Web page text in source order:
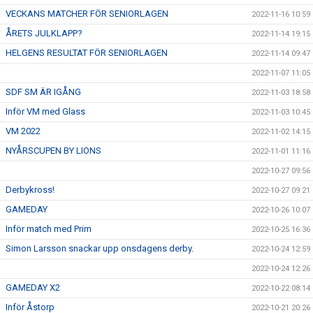
VECKANS MATCHER FÖR SENIORLAGEN 2022-11-16 10:59
ÅRETS JULKLAPP? 2022-11-14 19:15
HELGENS RESULTAT FÖR SENIORLAGEN 2022-11-14 09:47
2022-11-07 11:05
SDF SM ÄR IGÅNG 2022-11-03 18:58
Inför VM med Glass 2022-11-03 10:45
VM 2022 2022-11-02 14:15
NYÅRSCUPEN BY LIONS 2022-11-01 11:16
2022-10-27 09:56
Derbykross! 2022-10-27 09:21
GAMEDAY 2022-10-26 10:07
Inför match med Prim 2022-10-25 16:36
Simon Larsson snackar upp onsdagens derby. 2022-10-24 12:59
2022-10-24 12:26
GAMEDAY X2 2022-10-22 08:14
Inför Åstorp 2022-10-21 20:26